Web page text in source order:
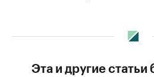
Эта и другие статьи